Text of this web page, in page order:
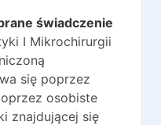
świadczenie
I Mikrochirurgii
się poprzez
osobiste
znajdującej się